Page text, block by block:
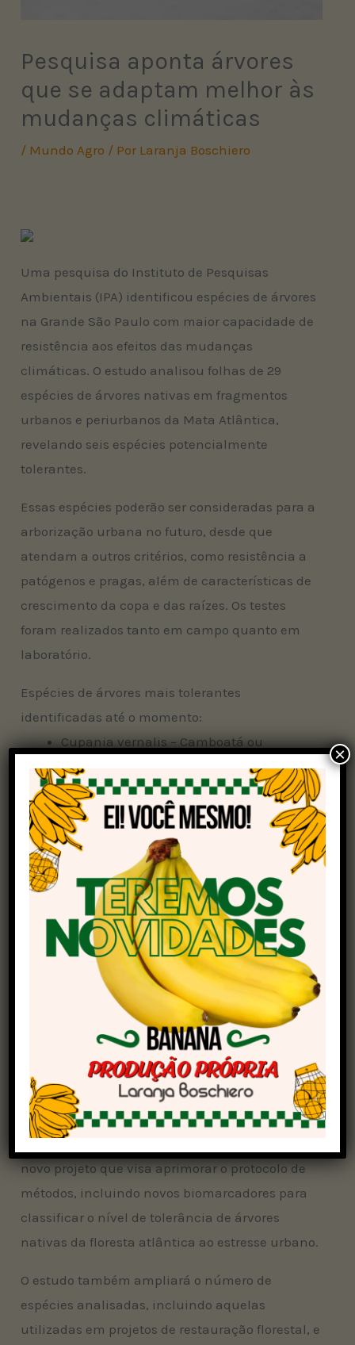
Pesquisa aponta árvores
que se adaptam melhor às
mudanças climáticas
/ Mundo Agro / Por Laranja Boschiero
Uma pesquisa do Instituto de Pesquisas
Ambientais (IPA) identificou espécies de árvores
na Grande São Paulo com maior capacidade de
resistência aos efeitos das mudanças
climáticas. O estudo analisou folhas de 29
espécies de árvores nativas em fragmentos
urbanos e periurbanos da Mata Atlântica,
revelando seis espécies potencialmente
tolerantes.
Essas espécies poderão ser consideradas para a
arborização urbana no futuro, desde que
atendam a outros critérios, como resistência a
patógenos e pragas, além de características de
crescimento da copa e das raízes. Os testes
foram realizados tanto em campo quanto em
laboratório.
Espécies de árvores mais tolerantes
identificadas até o momento:
Cupania vernalis – Camboatá ou
Camboatã
Croton floribundus – Capixingui ou
Tapixingui
Eugenia cerasiflora – Guamirim
Eugenia excelsa – Pessegueiro-bravo
Guapira opposita – Maria-mole
Myrcia tijucensis – Guamirim-ferro
“Compreender quais espécies são mais
resistentes aos estressores ambientais é
fundamental para o planejamento urbano e a
conservação da biodiversidade em regiões
metropolitanas”, destaca a pesquisadora do
Instituto de Pesquisas Ambientais, Marisa
Domingos, que supervisionou o estudo.
novo projeto que visa aprimorar o protocolo de
métodos, incluindo novos biomarcadores para
classificar o nível de tolerância de árvores
nativas da floresta atlântica ao estresse urbano.
O estudo também ampliará o número de
espécies analisadas, incluindo aquelas
utilizadas em projetos de restauração florestal, e
×